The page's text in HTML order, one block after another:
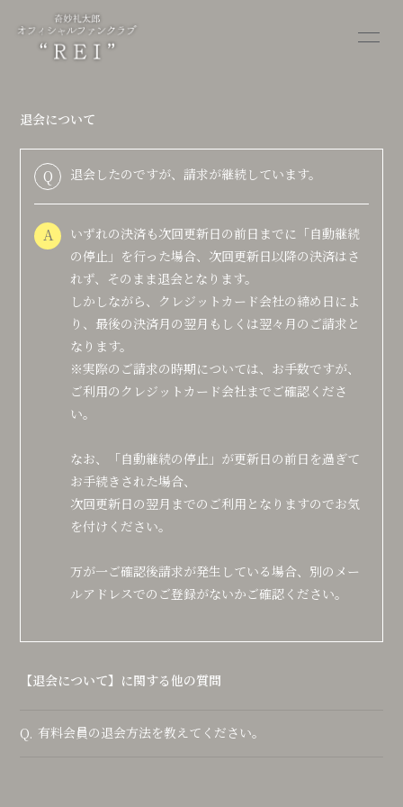
STORE
OTHER
会員登録 ログイン
退会について
Q 退会したのですが、請求が継続しています。
A
いずれの決済も次回更新日の前日までに「自動継続
の停止」を行った場合、次回更新日以降の決済はさ
れず、そのまま退会となります。
しかしながら、クレジットカード会社の締め日によ
り、最後の決済月の翌月もしくは翌々月のご請求と
なります。
※実際のご請求の時期については、お手数ですが、
ご利用のクレジットカード会社までご確認くださ
い。
なお、「自動継続の停止」が更新日の前日を過ぎて
お手続きされた場合、
次回更新日の翌月までのご利用となりますのでお気
を付けください。
万が一ご確認後請求が発生している場合、別のメー
ルアドレスでのご登録がないかご確認ください。
【退会について】に関する他の質問
Q. 有料会員の退会方法を教えてください。